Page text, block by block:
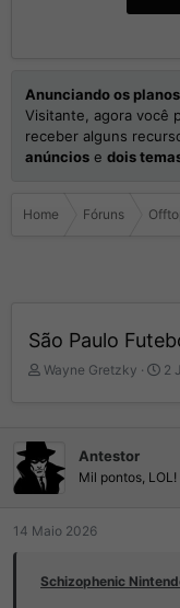
Anunciando os
Visitante, agora você
receber alguns
anúncios e dois
Home Fóruns
São Paulo
I
i
a
d
r
t
Wayne Gretzky
D
I
o
2
Antestor
Mil pontos, LOL!
14 Maio 2026
Schizophenic